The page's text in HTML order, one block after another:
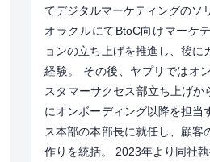
てデジタルマーケティングのソ
オラクルにてBtoC向けマーケ
ョンの立ち上げを推進し、後に
経験。 その後、ヤプリではオ
スタマーサクセス部立ち上げか
にオンボーディング以降を担当
ス本部の本部長に就任し、顧客
作りを統括。 2023年より同社執